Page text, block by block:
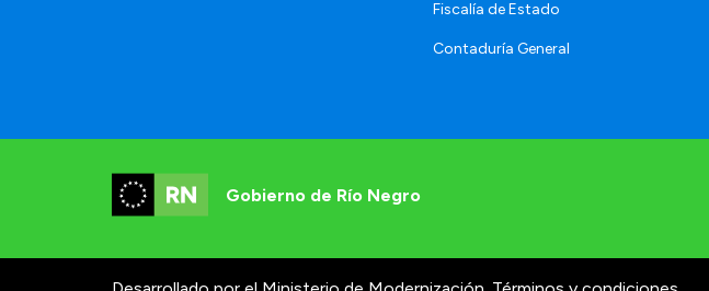
Fiscalía de Estado
Contaduría General
Gobierno de Río Negro